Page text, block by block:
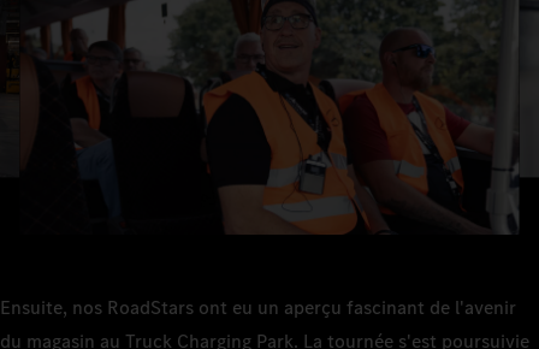
Ensuite, nos RoadStars ont eu un aperçu fascinant de l'avenir
du magasin au Truck Charging Park. La tournée s'est poursuivie